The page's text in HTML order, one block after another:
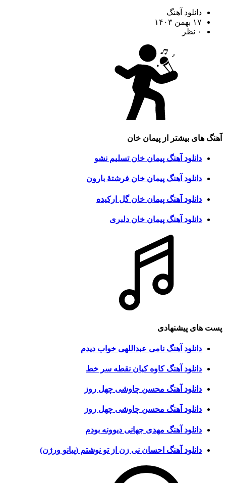
دانلود آهنگ
۱۷ بهمن ۱۴۰۳
۰ نظر
آهنگ های بیشتر از پیمان خان
دانلود آهنگ پیمان خان تسلیم نشو
دانلود آهنگ پیمان خان فرشتهٔ بارون
دانلود آهنگ پیمان خان گل ارکیده
دانلود آهنگ پیمان خان دلبری
پست های پیشنهادی
دانلود آهنگ نامی عبداللهی خواب دیدم
دانلود آهنگ کاوه کیان نقطه سر خط
دانلود آهنگ محسن چاوشی چهل روز
دانلود آهنگ محسن چاوشی چهل روز
دانلود آهنگ مهدی جهانی دیوونه بودم
دانلود آهنگ احسان نی زن از تو نوشتم (پیانو ورژن)